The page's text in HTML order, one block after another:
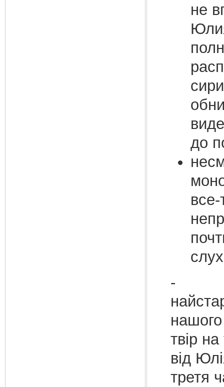
не
до
-
нашого
твір
від
третя